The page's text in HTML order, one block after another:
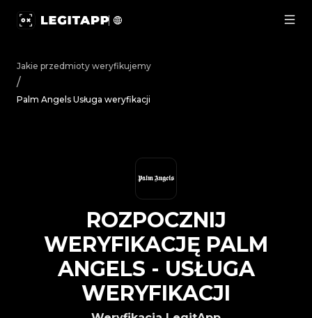
Jakie przedmioty weryfikujemy
/
Palm Angels Usługa weryfikacji
ROZPOCZNIJ
WERYFIKACJĘ PALM
ANGELS - USŁUGA
WERYFIKACJI